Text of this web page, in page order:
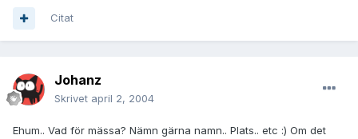
Citat
Johanz
Skrivet april 2, 2004
Ehum.. Vad för mässa? Nämn gärna namn.. Plats.. etc :) Om det